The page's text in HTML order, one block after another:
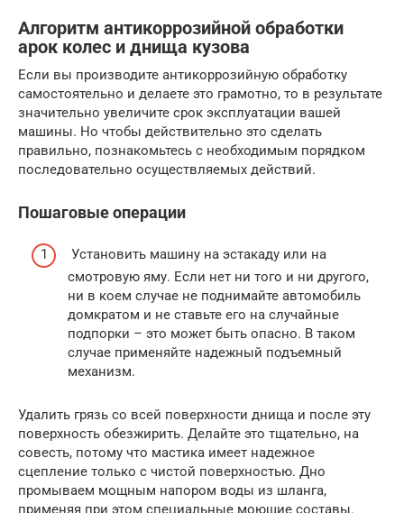
Алгоритм антикоррозийной обработки
арок колес и днища кузова
Если вы производите антикоррозийную обработку
самостоятельно и делаете это грамотно, то в результате
значительно увеличите срок эксплуатации вашей
машины. Но чтобы действительно это сделать
правильно, познакомьтесь с необходимым порядком
последовательно осуществляемых действий.
Пошаговые операции
Установить машину на эстакаду или на
смотровую яму. Если нет ни того и ни другого,
ни в коем случае не поднимайте автомобиль
домкратом и не ставьте его на случайные
подпорки – это может быть опасно. В таком
случае применяйте надежный подъемный
механизм.
Удалить грязь со всей поверхности днища и после эту
поверхность обезжирить. Делайте это тщательно, на
совесть, потому что мастика имеет надежное
сцепление только с чистой поверхностью. Дно
промываем мощным напором воды из шланга,
применяя при этом специальные моющие составы.